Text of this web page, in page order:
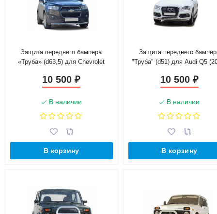
Защита переднего бампера
«Труба» (d63,5) для Chevrolet
10 500₽
В наличии
В корзину
Защита переднего
"Труба" (d51) для Audi Q5
10 500 ₽
В наличии
В корзину